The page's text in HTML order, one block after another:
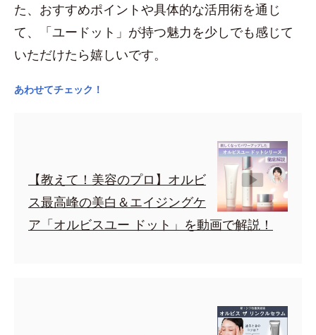
た、おすすめポイントや具体的な活用術を通じ
て、「ユードット」が持つ魅力を少しでも感じて
いただけたら嬉しいです。
あわせてチェック！
【教えて！美容のプロ】オルビ
ス最高峰の美白＆エイジングケ
ア「オルビスユー ドット」を動画で解説！